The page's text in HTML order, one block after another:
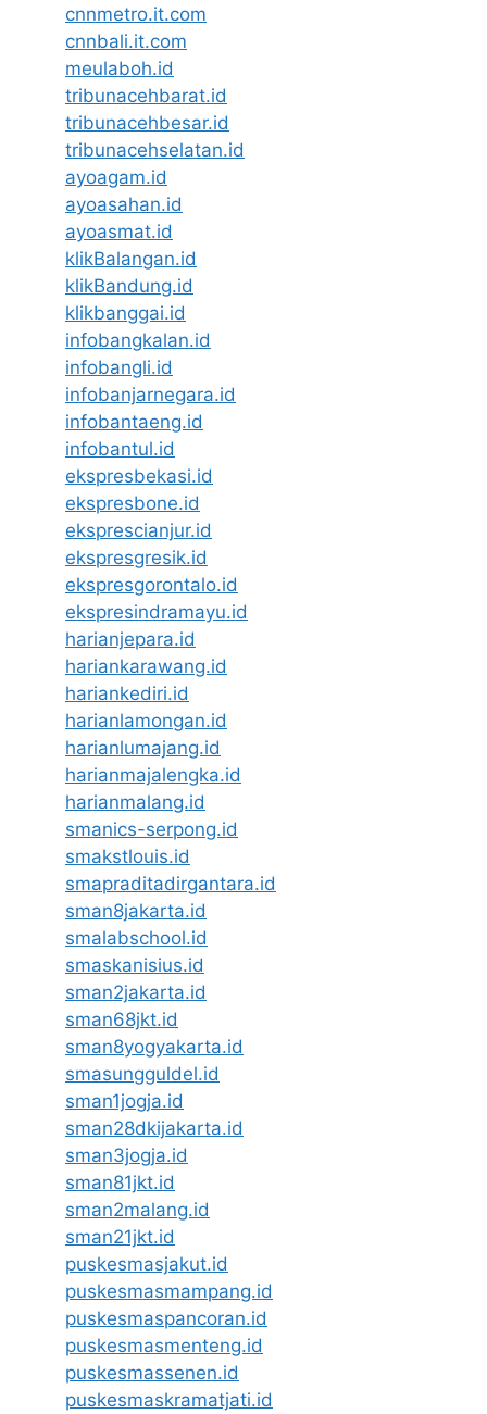
cnnmetro.it.com
cnnbali.it.com
meulaboh.id
tribunacehbarat.id
tribunacehbesar.id
tribunacehselatan.id
ayoagam.id
ayoasahan.id
ayoasmat.id
klikBalangan.id
klikBandung.id
klikbanggai.id
infobangkalan.id
infobangli.id
infobanjarnegara.id
infobantaeng.id
infobantul.id
ekspresbekasi.id
ekspresbone.id
eksprescianjur.id
ekspresgresik.id
ekspresgorontalo.id
ekspresindramayu.id
harianjepara.id
hariankarawang.id
hariankediri.id
harianlamongan.id
harianlumajang.id
harianmajalengka.id
harianmalang.id
smanics-serpong.id
smakstlouis.id
smapraditadirgantara.id
sman8jakarta.id
smalabschool.id
smaskanisius.id
sman2jakarta.id
sman68jkt.id
sman8yogyakarta.id
smasungguldel.id
sman1jogja.id
sman28dkijakarta.id
sman3jogja.id
sman81jkt.id
sman2malang.id
sman21jkt.id
puskesmasjakut.id
puskesmasmampang.id
puskesmaspancoran.id
puskesmasmenteng.id
puskesmassenen.id
puskesmaskramatjati.id